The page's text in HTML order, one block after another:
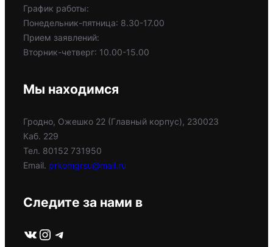
График работы:
Понедельник-пятница: 8.30-17.00
Прием заявлений:
Вторник-четверг: 10.00-15.00
Мы находимся
Гродно, Ожешко 22 (Главный корпус), 230023
Каб. 229
Тел. 80152 731950
Email. prkomgrsu@mail.ru
Следите за нами в
ВКонтакте Instagram Telegram